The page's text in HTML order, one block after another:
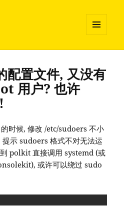
AND
配置文件, 又没有
用户? 也许
时候, 修改 /etc/sudoers 不小
示 sudoers 格式不对无法运
polkit 直接调用 systemd (或
或许可以绕过 sudo